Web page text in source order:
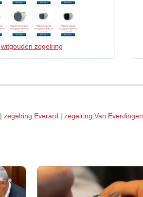
witgouden zegelring
| zegelring Everard | zegelring Van Everdingen